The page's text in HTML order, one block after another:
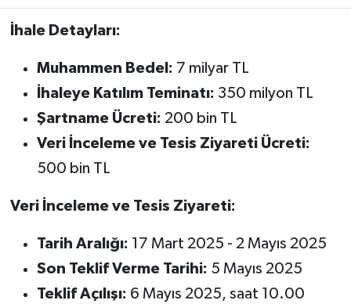
İhale Detayları:
Muhammen Bedel: 7 milyar TL
İhaleye Katılım Teminatı: 350 milyon TL
Şartname Ücreti: 200 bin TL
Veri İnceleme ve Tesis Ziyareti Ücreti:
500 bin TL
Veri İnceleme ve Tesis Ziyareti:
Tarih Aralığı: 17 Mart 2025 - 2 Mayıs 2025
Son Teklif Verme Tarihi: 5 Mayıs 2025
Teklif Açılışı: 6 Mayıs 2025, saat 10.00